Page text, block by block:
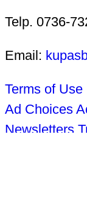
Telp. 0736-
Email:
Terms of Use
Ad Choices
Newsletters